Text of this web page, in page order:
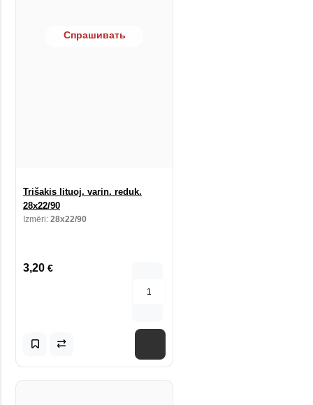
Спрашивать
Trišakis lituoj. varin. reduk.
28x22/90
Izmēri: 28x22/90
3,20 €